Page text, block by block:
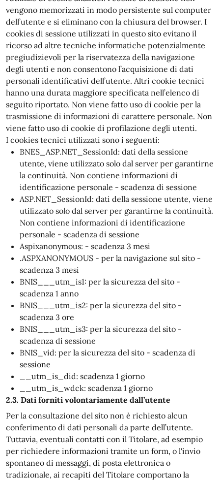
vengono memorizzati in modo persistente sul computer
dell’utente e si eliminano con la chiusura del browser. I
cookies di sessione utilizzati in questo sito evitano il
ricorso ad altre tecniche informatiche potenzialmente
pregiudizievoli per la riservatezza della navigazione
degli utenti e non consentono l’acquisizione di dati
personali identificativi dell’utente. Altri cookie tecnici
hanno una durata maggiore specificata nell’elenco di
seguito riportato. Non viene fatto uso di cookie per la
trasmissione di informazioni di carattere personale. Non
viene fatto uso di cookie di profilazione degli utenti.
I cookies tecnici utilizzati sono i seguenti:
BNES_ASP.NET_SessionId: dati della sessione
utente, viene utilizzato solo dal server per garantirne
la continuità. Non contiene informazioni di
identificazione personale - scadenza di sessione
ASP.NET_SessionId: dati della sessione utente, viene
utilizzato solo dal server per garantirne la continuità.
Non contiene informazioni di identificazione
personale - scadenza di sessione
Aspixanonymous: - scadenza 3 mesi
.ASPXANONYMOUS - per la navigazione sul sito -
scadenza 3 mesi
BNIS___utm_is1: per la sicurezza del sito -
scadenza 1 anno
BNIS___utm_is2: per la sicurezza del sito -
scadenza 3 ore
BNIS___utm_is3: per la sicurezza del sito -
scadenza di sessione
BNIS_vid: per la sicurezza del sito - scadenza di
sessione
__utm_is_did: scadenza 1 giorno
__utm_is_wdck: scadenza 1 giorno
2.3. Dati forniti volontariamente dall’utente
Per la consultazione del sito non è richiesto alcun
conferimento di dati personali da parte dell’utente.
Tuttavia, eventuali contatti con il Titolare, ad esempio
per richiedere informazioni tramite un form, o l'invio
spontaneo di messaggi, di posta elettronica o
tradizionale, ai recapiti del Titolare comportano la